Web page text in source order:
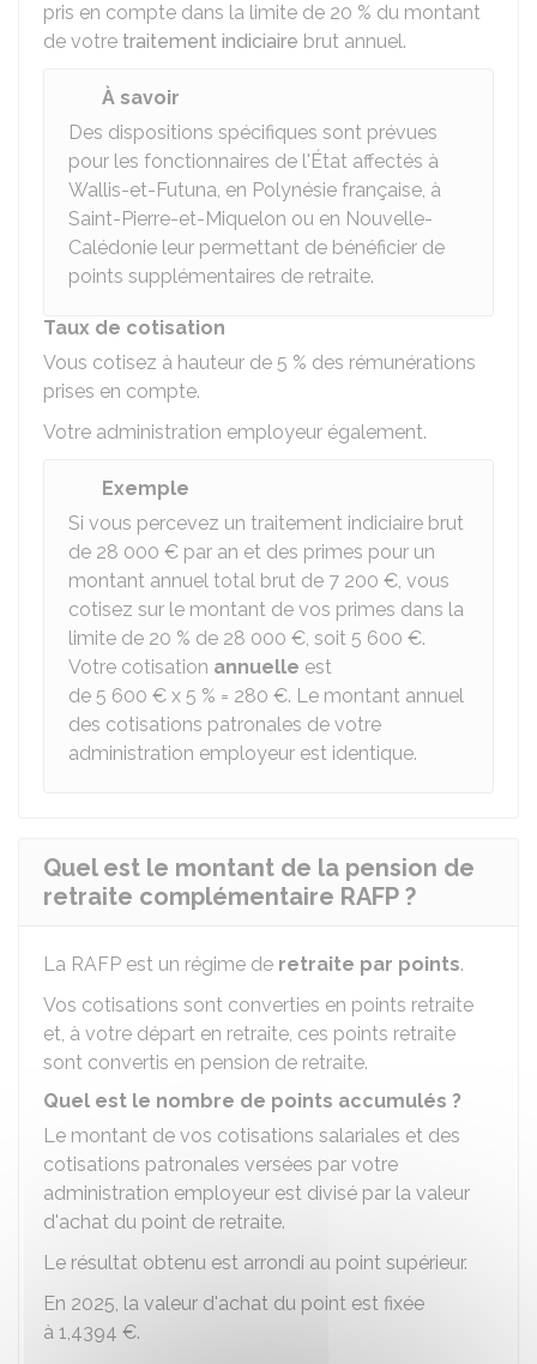
pris en compte dans la limite de 20 % du montant
de votre traitement indiciaire brut annuel.
À savoir
Des dispositions spécifiques sont prévues
pour les fonctionnaires de l'État affectés à
Wallis-et-Futuna, en Polynésie française, à
Saint-Pierre-et-Miquelon ou en Nouvelle-
Calédonie leur permettant de bénéficier de
points supplémentaires de retraite.
Taux de cotisation
Vous cotisez à hauteur de 5 % des rémunérations
prises en compte.
Votre administration employeur également.
Exemple
Si vous percevez un traitement indiciaire brut
de 28 000 € par an et des primes pour un
montant annuel total brut de 7 200 €, vous
cotisez sur le montant de vos primes dans la
limite de 20 % de 28 000 €, soit 5 600 €.
Votre cotisation annuelle est
de 5 600 € x 5 % = 280 €. Le montant annuel
des cotisations patronales de votre
administration employeur est identique.
Quel est le montant de la pension de
retraite complémentaire RAFP ?
La RAFP est un régime de retraite par points.
Vos cotisations sont converties en points retraite
et, à votre départ en retraite, ces points retraite
sont convertis en pension de retraite.
Quel est le nombre de points accumulés ?
Le montant de vos cotisations salariales et des
cotisations patronales versées par votre
administration employeur est divisé par la valeur
d'achat du point de retraite.
Le résultat obtenu est arrondi au point supérieur.
En 2025, la valeur d'achat du point est fixée
à 1,4394 €.